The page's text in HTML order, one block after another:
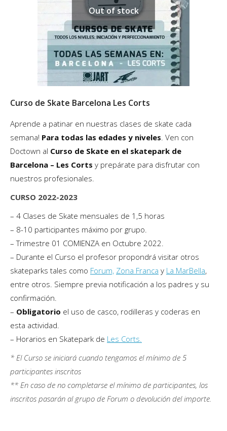
pueden
elegir
en
la
página
de
producto
Out of stock
Curso de Skate Barcelona Les Corts
Aprende a patinar en nuestras clases de skate cada
semana! Para todas las edades y niveles. Ven con
Doctown al Curso de Skate en el skatepark de
Barcelona – Les Corts y prepárate para disfrutar con
nuestros profesionales.
CURSO 2022-2023
– 4 Clases de Skate mensuales de 1,5 horas
– 8-10 participantes máximo por grupo.
– Trimestre 01 COMIENZA en Octubre 2022.
– Durante el Curso el profesor propondrá visitar otros
skateparks tales como Forum, Zona Franca y La MarBella,
entre otros. Siempre previa notificación a los padres y su
confirmación.
– Obligatorio el uso de casco, rodilleras y coderas en
esta actividad.
– Horarios en Skatepark de Les Corts.
* El Curso se iniciará cuando tengamos el mínimo de 5
participantes inscritos
** En caso de no completarse el mínimo de participantes, los
inscritos pasarán al grupo de Forum o devolución del importe.